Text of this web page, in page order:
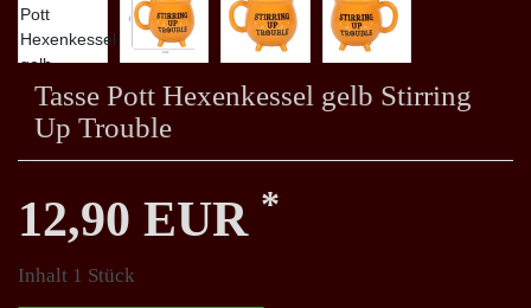
Tasse Pott Hexenkessel gelb Stirring
Up Trouble
12,90 EUR *
Inhalt 1 Stück